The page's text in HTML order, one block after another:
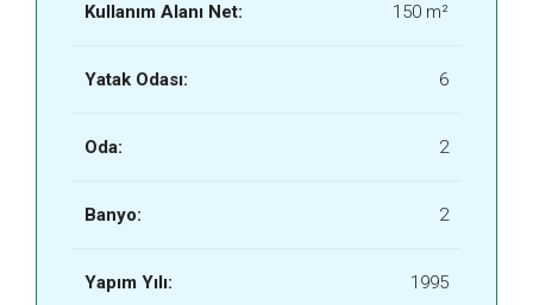
Kullanım Alanı Net: 150 m²
Yatak Odası: 6
Oda: 2
Banyo: 2
Yapım Yılı: 1995